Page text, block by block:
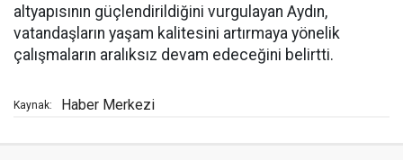
altyapısının güçlendirildiğini vurgulayan Aydın,
vatandaşların yaşam kalitesini artırmaya yönelik
çalışmaların aralıksız devam edeceğini belirtti.
Kaynak: Haber Merkezi